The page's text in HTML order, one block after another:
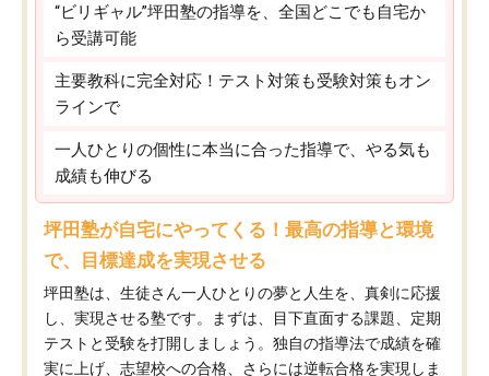
“ビリギャル”坪田塾の指導を、全国どこでも自宅か
ら受講可能
主要教科に完全対応！テスト対策も受験対策もオン
ラインで
一人ひとりの個性に本当に合った指導で、やる気も
成績も伸びる
坪田塾が自宅にやってくる！最高の指導と環境
で、目標達成を実現させる
坪田塾は、生徒さん一人ひとりの夢と人生を、真剣に応援
し、実現させる塾です。まずは、目下直面する課題、定期
テストと受験を打開しましょう。独自の指導法で成績を確
実に上げ、志望校への合格、さらには逆転合格を実現しま